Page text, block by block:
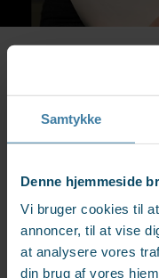
Samtykke
Denne hjemmeside
Vi bruger cookies til
annoncer, til at vise
at analysere vores
din brug af vores
Klicken Sie
Artikel, um
Dänen und
Sprache zu